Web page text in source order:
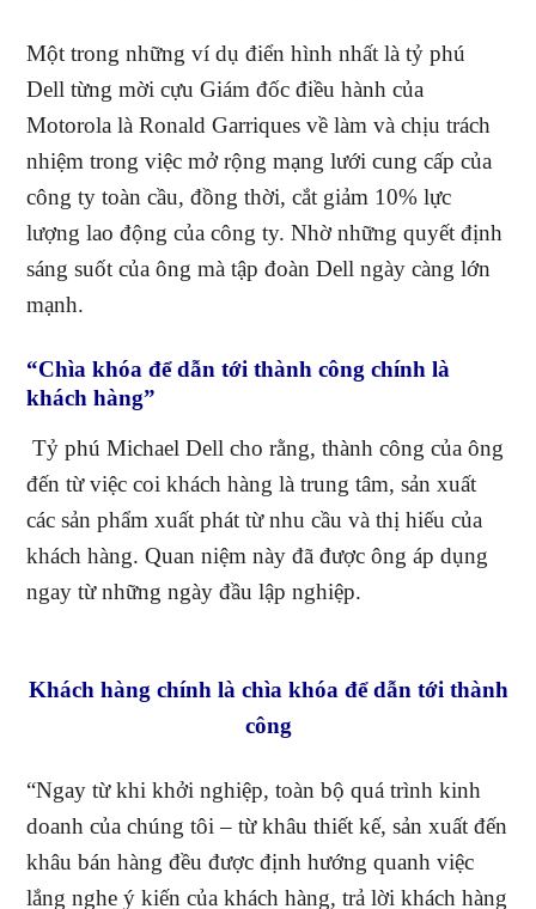
Một trong những ví dụ điển hình nhất là tỷ phú
Dell từng mời cựu Giám đốc điều hành của
Motorola là Ronald Garriques về làm và chịu trách
nhiệm trong việc mở rộng mạng lưới cung cấp của
công ty toàn cầu, đồng thời, cắt giảm 10% lực
lượng lao động của công ty. Nhờ những quyết định
sáng suốt của ông mà tập đoàn Dell ngày càng lớn
mạnh.
“Chìa khóa để dẫn tới thành công chính là
khách hàng”
Tỷ phú Michael Dell cho rằng, thành công của ông
đến từ việc coi khách hàng là trung tâm, sản xuất
các sản phẩm xuất phát từ nhu cầu và thị hiếu của
khách hàng. Quan niệm này đã được ông áp dụng
ngay từ những ngày đầu lập nghiệp.
Khách hàng chính là chìa khóa để dẫn tới thành
công
“Ngay từ khi khởi nghiệp, toàn bộ quá trình kinh
doanh của chúng tôi – từ khâu thiết kế, sản xuất đến
khâu bán hàng đều được định hướng quanh việc
lắng nghe ý kiến của khách hàng, trả lời khách hàng